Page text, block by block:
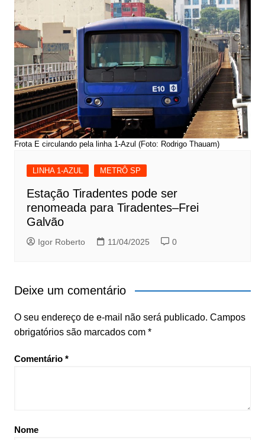
Frota E circulando pela linha 1-Azul (Foto: Rodrigo Thauam)
LINHA 1-AZUL METRÔ SP
Estação Tiradentes pode ser
renomeada para Tiradentes–Frei
Galvão
Igor Roberto 11/04/2025 0
Deixe um comentário
O seu endereço de e-mail não será publicado. Campos
obrigatórios são marcados com *
Comentário *
Nome